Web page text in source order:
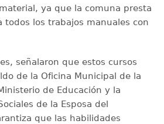
ya que la comuna presta
todos los trabajos manuales con
señalaron que estos cursos
de la Oficina Municipal de la
de Educación y la
de la Esposa del
que las habilidades